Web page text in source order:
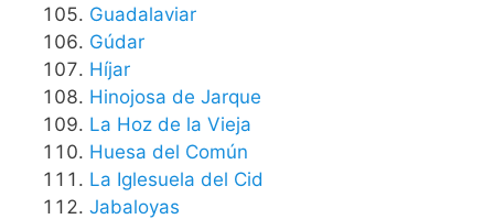
Guadalaviar
Gúdar
Híjar
Hinojosa de Jarque
La Hoz de la Vieja
Huesa del Común
La Iglesuela del Cid
Jabaloyas